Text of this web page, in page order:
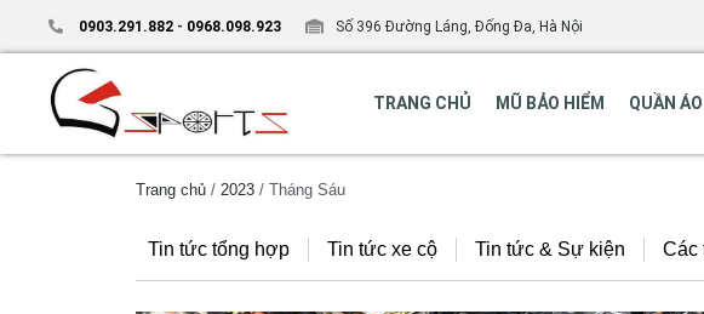
0903.291.882 - 0968.098.923 Số 396 Đường Láng, Đống Đa, Hà Nội
TRANG CHỦ MŨ BẢO HIỂM QUẦN
Trang chủ / 2023 / Tháng Sáu
Tin tức tổng hợp Tin tức xe cộ Tin tức & Sự kiện Các